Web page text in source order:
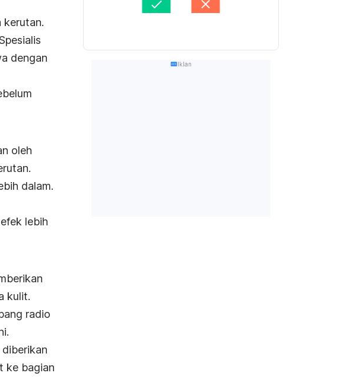
kerutan.
dengan
oleh
dalam.
lebih
kulit.
radio
ke bagian
Iklan